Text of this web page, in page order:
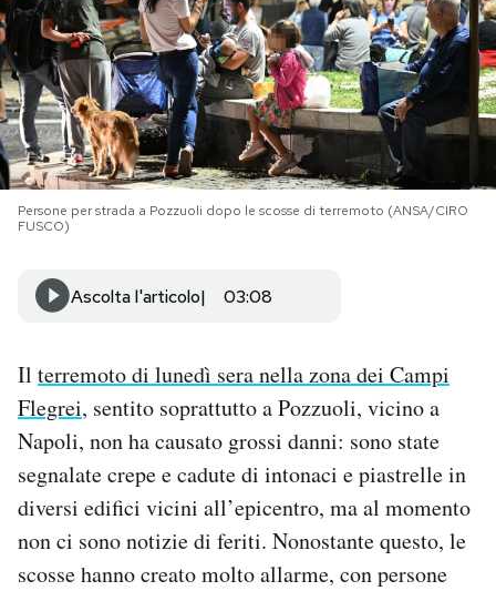
PODCAST
NEWSLETTER
I MIEI PREFERITI
AREA PERSONALE
Newsletter
Notifiche mobile
Regala il Post
Hai bisogno di aiuto?
Persone per strada a Pozzuoli dopo le scosse di terremoto (ANSA/CIRO
FUSCO)
Ascolta l'articolo 03:08
Il terremoto di lunedì sera nella zona dei Campi
Flegrei, sentito soprattutto a Pozzuoli, vicino a
Napoli, non ha causato grossi danni: sono state
segnalate crepe e cadute di intonaci e piastrelle in
diversi edifici vicini all’epicentro, ma al momento
non ci sono notizie di feriti. Nonostante questo, le
scosse hanno creato molto allarme, con persone